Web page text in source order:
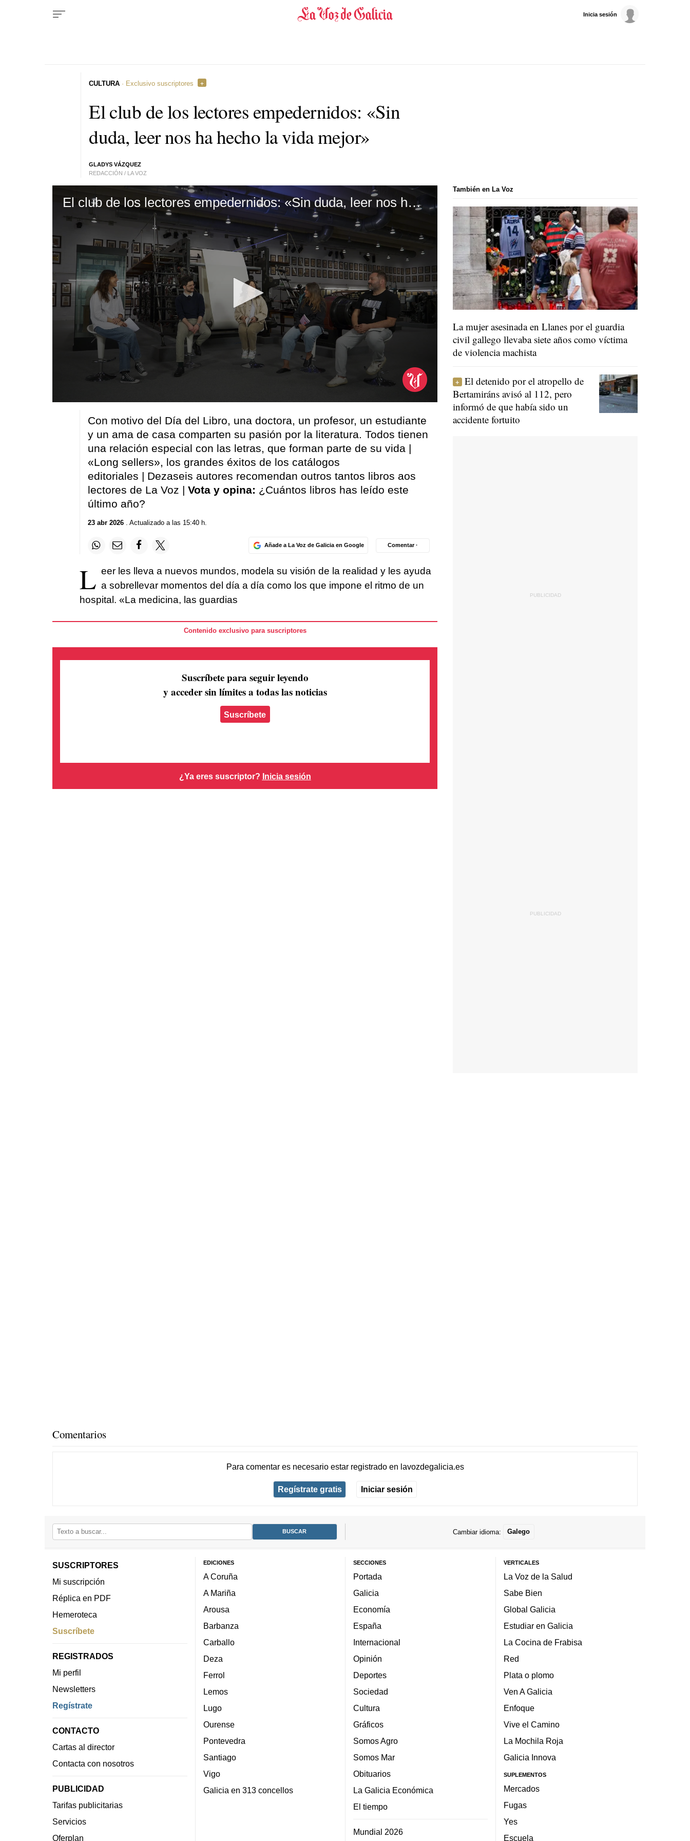
Inicia sesión
El club de los lectores empedernidos: «Sin
duda, leer nos ha hecho la vida mejor»
GLADYS VÁZQUEZ
REDACCIÓN / LA VOZ
CULTURA · Exclusivo suscriptores
El club de los lectores empedernidos: «Sin duda, leer nos ha hecho la vida mejor»
Volume
Con motivo del Día del Libro, una doctora, un profesor, un estudiante
y un ama de casa comparten su pasión por la literatura. Todos tienen
una relación especial con las letras, que forman parte de su vida |
«Long sellers», los grandes éxitos de los catálogos
editoriales | Dezaseis autores recomendan outros tantos libros aos
lectores de La Voz | Vota y opina: ¿Cuántos libros has leído este
último año?
23 abr 2026. Actualizado a las 15:40 h.
Añade a La Voz de Galicia en Google Comentar ·
L eer les lleva a nuevos mundos, modela su visión de la realidad y les ayuda
a sobrellevar momentos del día a día como los que impone el ritmo de un
hospital. «La medicina, las guardias
Contenido exclusivo para suscriptores
Suscríbete para seguir leyendo
y acceder sin límites a todas las noticias
Suscríbete
¿Ya eres suscriptor? Inicia sesión
También en La Voz
La mujer asesinada en Llanes por el guardia
civil gallego llevaba siete años como víctima
de violencia machista
El detenido por el atropello de
Bertamiráns avisó al 112, pero
informó de que había sido un
accidente fortuito
Comentarios
Para comentar es necesario estar registradoen lavozdegalicia.es
Regístrate gratis Iniciar sesión
Cambiar idioma: Galego
SUSCRIPTORES
Mi suscripción
Réplica en PDF
Hemeroteca
Suscríbete
REGISTRADOS
Mi perfil
Newsletters
Regístrate
CONTACTO
Cartas al director
Contacta con nosotros
PUBLICIDAD
Tarifas publicitarias
Servicios
Oferplan
EDICIONES
A Coruña
A Mariña
Arousa
Barbanza
Carballo
Deza
Ferrol
Lemos
Lugo
Ourense
Pontevedra
Santiago
Vigo
Galicia en 313 concellos
SECCIONES
Portada
Galicia
Economía
España
Internacional
Opinión
Deportes
Sociedad
Cultura
Gráficos
Somos Agro
Somos Mar
Obituarios
La Galicia Económica
El tiempo
Mundial 2026
VERTICALES
La Voz de la Salud
Sabe Bien
Global Galicia
Estudiar en Galicia
La Cocina de Frabisa
Red
Plata o plomo
Ven A Galicia
Enfoque
Vive el Camino
La Mochila Roja
Galicia Innova
SUPLEMENTOS
Mercados
Fugas
Yes
Escuela